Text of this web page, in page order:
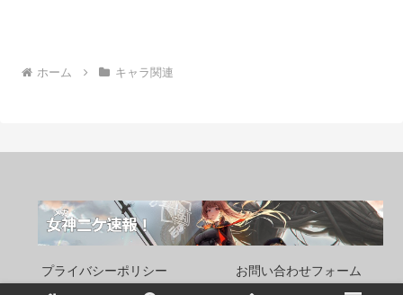
ホーム キャラ関連
プライバシーポリシー お問い合わせフォーム